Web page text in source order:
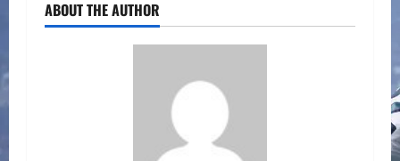
ABOUT THE AUTHOR